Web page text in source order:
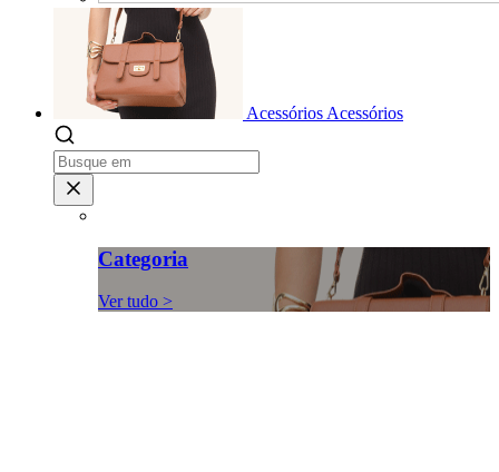
Acessórios Acessórios
Categoria
Ver tudo >